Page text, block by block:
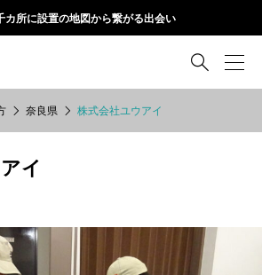
カ所に設置の地図から繋がる出会い

奈良県 株式会社ユウアイ
イ